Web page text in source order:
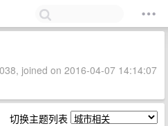
joined on 2016-04-07 14:14:07
切换主题列表